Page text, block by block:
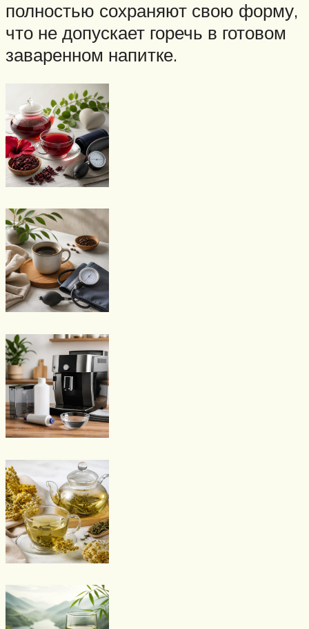
полностью сохраняют свою форму,
что не допускает горечь в готовом
заваренном напитке.